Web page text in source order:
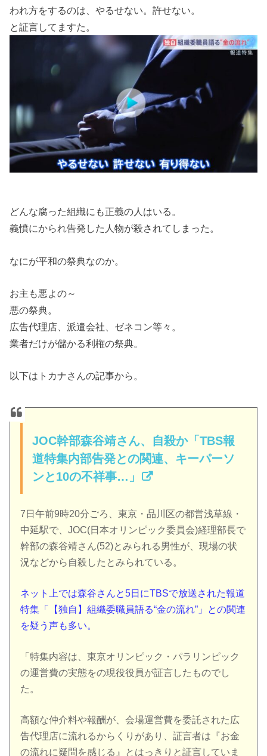
われ方をするのは、やるせない。許せない。
と証言してますた。
どんな腐った組織にも正義の人はいる。
義憤にかられ告発した人物が殺されてしまった。
なにが平和の祭典なのか。
お主も悪よの～
悪の祭典。
広告代理店、派遣会社、ゼネコン等々。
業者だけが儲かる利権の祭典。
以下はトカナさんの記事から。
JOC幹部森谷靖さん、自殺か「TBS報
道特集内部告発との関連、キーパーソ
ンと10の不祥事…」
7日午前9時20分ごろ、東京・品川区の都営浅草線・
中延駅で、JOC(日本オリンピック委員会)経理部長で
幹部の森谷靖さん(52)とみられる男性が、現場の状
況などから自殺したとみられている。
ネット上では森谷さんと5日にTBSで放送された報道
特集「【独自】組織委職員語る“金の流れ”」との関連
を疑う声も多い。
「特集内容は、東京オリンピック・パラリンピック
の運営費の実態をの現役役員が証言したものでし
た。
高額な仲介料や報酬が、会場運営費を委託された広
告代理店に流れるからくりがあり、証言者は『お金
の流れに疑問を感じる』とはっきりと証言していま